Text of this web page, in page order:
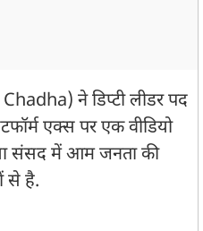
ने डिप्टी लीडर पद
एक्स पर एक वीडियो
संसद में आम जनता की
से है.